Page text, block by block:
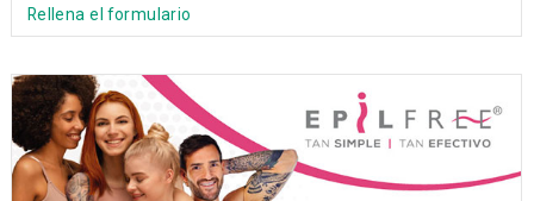
Rellena el formulario